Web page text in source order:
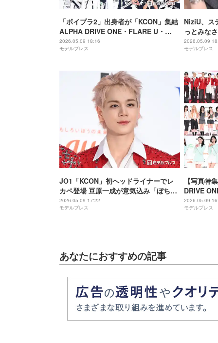
「ボイプラ2」出身者が「KCON」集結
ALPHA DRIVE ONE・FLARE U・
MODYSSEY連続でレカペ登壇【KCON
JAPAN 2026／レッドカーペット】
2026.05.09 18:16
モデルプレス
NiziU、ス
っとみな
に意気込
ッドカー
2026.05.09
モデルプレス
JO1「KCON」初ヘッドライナーでレ
カペ登場 豆原一成が意気込み「ぼちぶ
ちあげでガンガンいきたい」【KCON
JAPAN 2026／レッドカーペット】
2026.05.09 17:22
モデルプレス
【写真特
DRIVE
KCON
ト＞
2026.05.09
モデルプレス
あなたにおすすめの記事